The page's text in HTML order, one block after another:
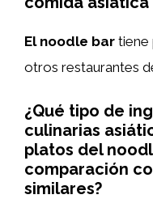
El noodle bar tiene
otros restaurantes
¿Qué tipo de
culinarias
platos del
comparación
similares?